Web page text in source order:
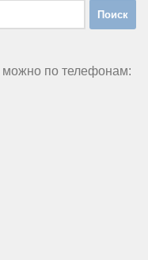
можно по телефонам: